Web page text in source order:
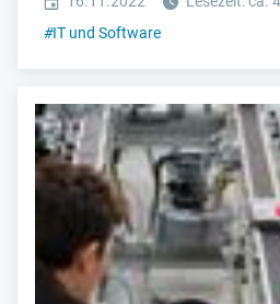
#IT und Software